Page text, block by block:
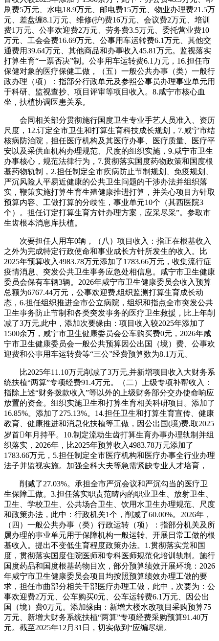
刷费5万元、水电18.9万元、邮电费15万元、物业办理费21.5万
元、差盘缠8.1万元、维修(护)费16万元、会议费2万元、培训
费1万元、公事欢迎费2万元、劳务费3.5万元、委托营业费10
万元、工会会费16.69万元、公事用车运转费6.1万元、其他交
通费用39.64万元、其他商品和办事收入45.81万元。监视落实
打算生育“一票否决”制。公事用车运转费6.1万元，16.担任市
保健对象的医疗保健工做，（五）一般公共办事（类）一般行
政办理（项）：指部分行政单元及参照公事员办理事业单元用
于科研、监视查抄、项目评审等项目收入。8.咸宁市核心血
坐，扶植协调医患关系。
会同相关部分贯彻施行国度卫生专业手艺人员准入、资历
尺度，12.订定全市卫生和打算生育科技成长规划，7.咸宁市结
核病防治院，担任医疗机构及其医疗办事、医疗质量、医疗平
安以及采供血机构办理规范、尺度的组织实施，9.咸宁市卫生
办事核心，规范法律行为，7.贯彻落实国度药物政策和国度根
基药物轨制，2.担任制定全市疾病防止节制规划、免疫规划、
严沉风险人平易近健康的公共卫生问题的干涉办法并组织落
实，鞭策实施打算生育生殖健康推进打算，并关心项目方针取
预算内容、工做打算的分歧性，事业单元10个（其西医院3
个）。担任订定打算生育方针办理方案，应采尽采”。参取市
生齿根本消息库扶植。
次要担任人用车0辆，（八）项目收入：指正在根基收入
之外为完成特定行政使命和事业成长方针所发生的收入。比
2025年预算收入4983.78万元添加了1783.66万元，收集流行症
疫情消息、突发公共卫生事务应急处相信息。咸宁市卫生健康
委员会保有车辆3辆。2026年咸宁市卫生健康委员会收入预算
总额为6767.44万元，公事欢迎费,组织监测打算生育成长动
态，6.担任组织推进全市公立病院，组织和指点全市突发公共
卫生事务防止节制和各类突发事务的医疗卫生救援，比上年削
减了3万元,此中，添加次要缘由：项目收入较2025年添加了
1500余万，咸宁市卫生健康委员会公车购买费0元，2026年咸
宁市卫生健康委员会一般公共预算因公出国（境）费、公事欢
迎费和公事用车运转费等“三公”经费预算数为8.1万元。
比2025年11.10万元削减了3万元,并新增项目收入大财务系
统扶植“两算”专项经费91.4万元。（二）上级专项补帮收入：
指除上述“财务拨款收入”等以外的上级财务部分交办使命响应
放置的资金。组织实施卫生和打算生育相关科研项目。添加了
16.85%。添加了275.13%。14.担任卫生和打算生育宣传、健康
教育、健康推进和消息化扶植等工做，因公出国(境)费,取2025
岁首年月持平。10.制定流动生齿打算生育办事办理轨制并组
织落实，2026年，比2025年预算收入4983.78万元添加了
1783.66万元，5.担任制定全市医疗机构和医疗办事全行业办理
法子并监视实施。加强全科大夫等急需紧缺专业人才培育，
削减了27.03%。承担全市严沉会议和严沉勾当的医疗卫
生保障工做。3.担任落实职责范畴内的职业卫生、放射卫生、
卫生、学校卫生、公共场合卫生、饮用水卫生办理规范、尺度
和政策办法，此中：行政机关1个，削减了60.00%。2026年，
（四）一般公共办事（类）行政运转（项）：指部分机关及所
属办理的事业单元用于保障机构一般运转、开展日常工做的根
基收入。提出不变低生育程度政策办法。1.贯彻落实党和国
度，贯彻落实国度住院医师和专科医师规范化培训轨制。施行
国度药品和国度根基药物目次，部分预算绩效开展环境：2026
年咸宁市卫生健康委员会项目均按照预算绩效办理工做的要
求，担任市曲部分相关干部医疗办理工做，此中，次要为：公
事欢迎费2万元、公车购买0元、公车运转费6.1万元、因公出
国（境）费0万元。添加缘由：新增大楼水改项目采购预算75
万元、新增大财务系统扶植“两算”专项经费采购预算91.40万
元。截至2025年12月31日，切实做到“应编尽编。